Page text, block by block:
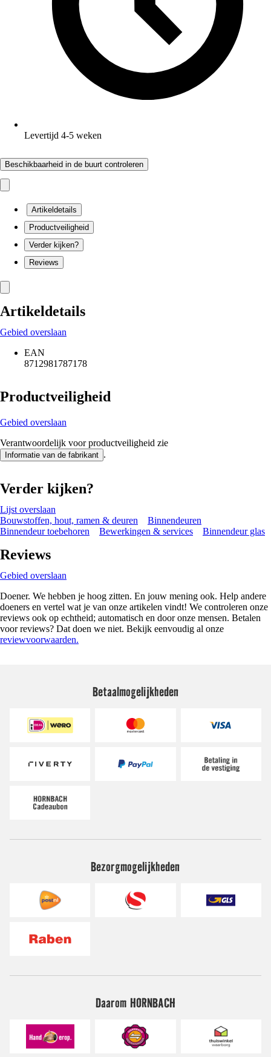
Levertijd 4-5 weken
Beschikbaarheid in de buurt controleren
Artikeldetails
Productveiligheid
Verder kijken?
Reviews
Artikeldetails
Gebied overslaan
EAN
8712981787178
Productveiligheid
Gebied overslaan
Verantwoordelijk voor productveiligheid zie
Informatie van de fabrikant .
Verder kijken?
Lijst overslaan
Bouwstoffen, hout, ramen & deuren
Binnendeuren
Binnendeur toebehoren
Bewerkingen & services Binnendeur glas
Reviews
Gebied overslaan
Doener. We hebben je hoog zitten. En jouw mening ook. Help andere
doeners en vertel wat je van onze artikelen vindt! We controleren onze
reviews ook op echtheid; automatisch en door onze mensen. Betalen
voor reviews? Dat doen we niet. Bekijk eenvoudig al onze
reviewvoorwaarden.
Betaalmogelijkheden
Bezorgmogelijkheden
Daarom HORNBACH